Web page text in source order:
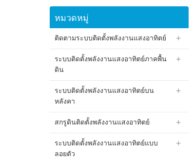
หมวดหมู่
ติดตามระบบติดตั้งพลังงานแสงอาทิตย์
ระบบติดตั้งพลังงานแสงอาทิตย์ภาคพื้น
ดิน
ระบบติดตั้งพลังงานแสงอาทิตย์บน
หลังคา
สกรูดินติดตั้งพลังงานแสงอาทิตย์
ระบบติดตั้งพลังงานแสงอาทิตย์แบบ
ลอยตัว